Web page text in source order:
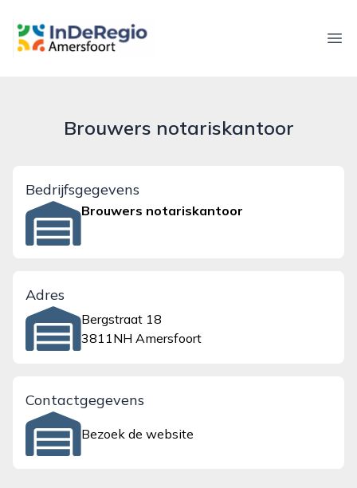
inderegioamersfoort.nl
Brouwers notariskantoor
Bedrijfsgegevens
Brouwers notariskantoor
Adres
Bergstraat 18
3811NH Amersfoort
Contactgegevens
Bezoek de website